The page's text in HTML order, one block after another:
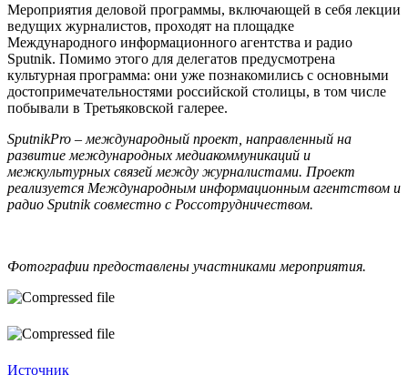
Мероприятия деловой программы, включающей в себя лекции
ведущих журналистов, проходят на площадке
Международного информационного агентства и радио
Sputnik. Помимо этого для делегатов предусмотрена
культурная программа: они уже познакомились с основными
достопримечательностями российской столицы, в том числе
побывали в Третьяковской галерее.
SputnikPro – международный проект, направленный на
развитие международных медиакоммуникаций и
межкультурных связей между журналистами. Проект
реализуется Международным информационным агентством и
радио Sputnikсовместно с Россотрудничеством.
Фотографии предоставлены участниками мероприятия.
Источник